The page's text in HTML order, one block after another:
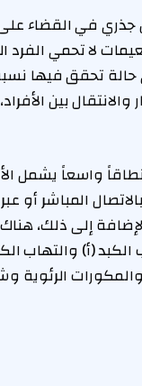
جذري في القضاء
لا تحمي الفرد
تحقق فيها
بين
واسعاً يشمل
المباشر أو عبر
إلى ذلك، هناك
(أ) والتهاب
الرئوية